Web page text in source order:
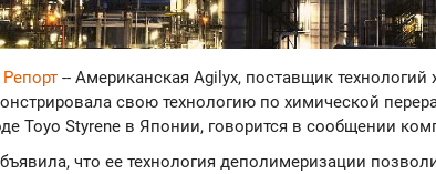
-- Американская Agilyx, поставщик технологий
свою технологию по химической
Toyo Styrene в Японии, говорится в сообщении
что ее технология деполимеризации